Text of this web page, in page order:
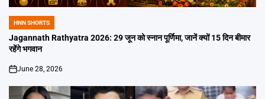
POSTED
IN
HNN SHORTS
Jagannath Rathyatra 2026: 29 जून को स्नान पूर्णिमा, जानें क्यों 15 दिन बीमार
रहेंगे भगवान
on
June 28, 2026